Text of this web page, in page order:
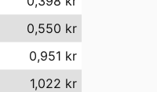
0,550 kr
0,951 kr
1,022 kr